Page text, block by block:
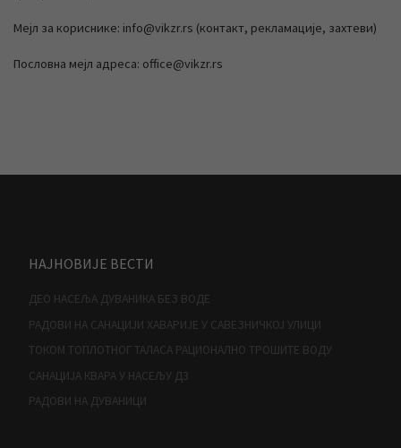
Мејл за кориснике: info@vikzr.rs (контакт, рекламације, захтеви)
Пословна мејл адреса: office@vikzr.rs
НАЈНОВИЈЕ ВЕСТИ
ДЕО НАСЕЉА ДУВАНИКА БЕЗ ВОДЕ
РАДОВИ НА САНАЦИЈИ ХАВАРИЈЕ У САВЕЗНИЧКОЈ УЛИЦИ
ТОКОМ ТОПЛОТНОГ ТАЛАСА РАЦИОНАЛНО ТРОШИТЕ ВОДУ
САНАЦИЈА КВАРА У НАСЕЉУ Д3
РАДОВИ НА ДУВАНИЦИ